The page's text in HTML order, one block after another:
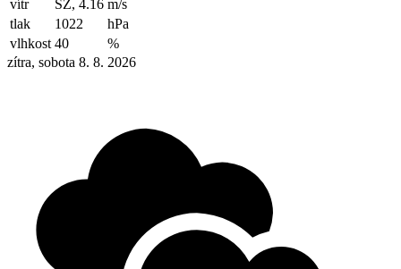
vítr
SZ, 4.16 m/s
tlak
1022
hPa
vlhkost 40
%
zítra, sobota 8. 8. 2026